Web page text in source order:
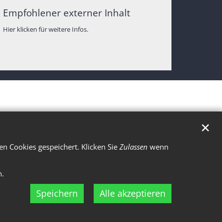
Cookies gespeichert. Klicken Sie Zulassen wenn
Speichern Alle akzeptieren
✕
Empfohlener externer Inhalt
Hier klicken für weitere Infos.